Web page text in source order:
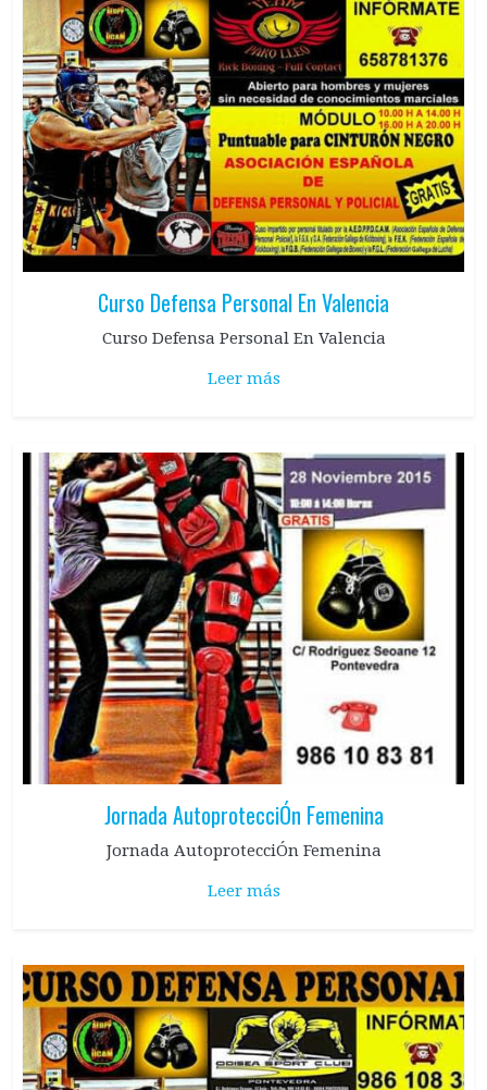
Curso Defensa Personal En Valencia
Curso Defensa Personal En Valencia
Leer más
Jornada AutoprotecciÓn Femenina
Jornada AutoprotecciÓn Femenina
Leer más